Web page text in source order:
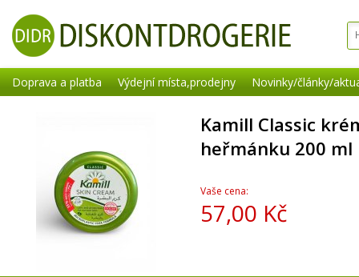
Doprava a platba Výdejní místa,prodejny Novinky/články/
Kamill Classic
heřmánku 200 ml
Vaše cena:
57,00 Kč